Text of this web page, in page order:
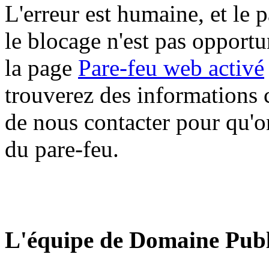
L'erreur est humaine, et le
le blocage n'est pas
la page Pare-feu web activé
trouverez des informations
de nous contacter pour
du pare-feu.
L'équipe de Domaine